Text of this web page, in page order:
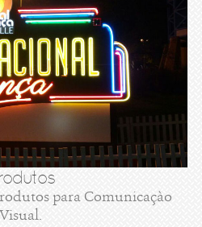
para Comunicaçào
Visual.